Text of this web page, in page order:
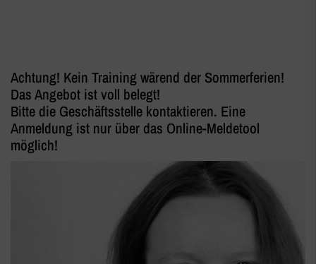
Achtung! Kein Training wärend der Sommerferien!
Das Angebot ist voll belegt!
Bitte die Geschäftsstelle kontaktieren. Eine
Anmeldung ist nur über das Online-Meldetool
möglich!